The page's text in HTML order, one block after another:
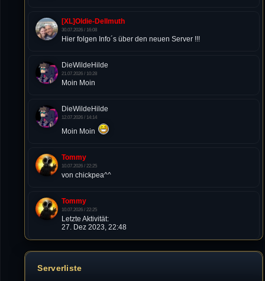
[XL]Oldie-Dellmuth
30.07.2026 / 16:08
Hier folgen Info´s über den neuen Server !!!
DieWildeHilde
21.07.2026 / 10:28
Moin Moin
DieWildeHilde
12.07.2026 / 14:14
Moin Moin
Tommy
10.07.2026 / 22:25
von chickpea^^
Tommy
10.07.2026 / 22:25
Letzte Aktivität:
27. Dez 2023, 22:48
DieWildeHilde
Serverliste